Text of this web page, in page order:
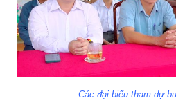
Các đại biểu tham dự